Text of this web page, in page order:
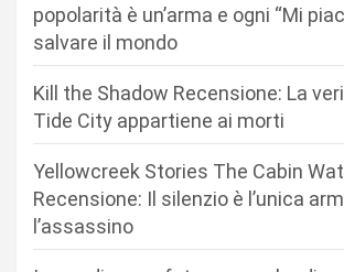
popolarità è un’arma e ogni “Mi
salvare il mondo
Kill the Shadow Recensione: La
Tide City appartiene ai morti
Yellowcreek Stories The Cabin
Recensione: Il silenzio è l’unica
l’assassino